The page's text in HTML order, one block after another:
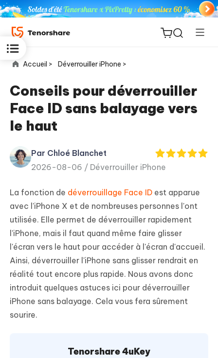
for iOS
PDNob
PDF
New
iAnyGo
Accueil > Déverrouiller iPhone >
Conseils pour déverrouiller
Face ID sans balayage vers
le haut
Par Chloé Blanchet
2026-08-06 / Déverrouiller iPhone
La fonction de déverrouillage Face ID est apparue
avec l'iPhone X et de nombreuses personnes l'ont
utilisée. Elle permet de déverrouiller rapidement
l'iPhone, mais il faut quand même faire glisser
l'écran vers le haut pour accéder à l'écran d'accueil.
Ainsi, déverrouiller l'iPhone sans glisser rendrait en
réalité tout encore plus rapide. Nous avons donc
introduit quelques astuces ici pour déverrouiller
iPhone sans balayage. Cela vous fera sûrement
sourire.
Tenorshare 4uKey